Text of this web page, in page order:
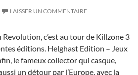
LAISSER UN COMMENTAIRE
c’est au tour de Killzone 3
éditions. Helghast Edition – Jeux
le fameux collector qui casque,
un détour par l’Europe, avec la